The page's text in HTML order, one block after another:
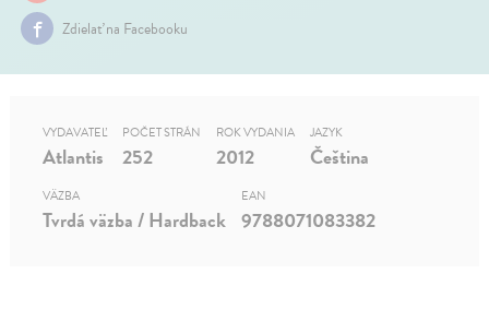
Zdielať na Facebooku
VYDAVATEĽ
Atlantis
POČET STRÁN
252
ROK VYDANIA
2012
JAZYK
Čeština
VÄZBA
Tvrdá väzba / Hardback
EAN
9788071083382